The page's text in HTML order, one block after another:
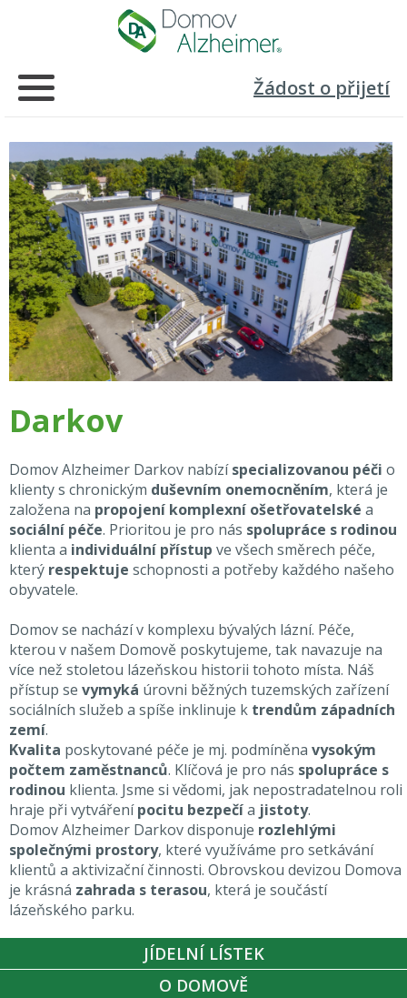
Žádost o přijetí
Darkov
Domov Alzheimer Darkov nabízíspecializovanou péči o
klienty s chronickým duševním onemocněním, která je
založena na propojení komplexní ošetřovatelské a
sociální péče. Prioritou je pro nás spolupráce s rodinou
klienta a individuální přístup ve všech směrech péče,
který respektuje schopnosti a potřeby každého našeho
obyvatele.
Domov se nachází v komplexu bývalých lázní. Péče,
kterou v našem Domově poskytujeme, tak navazuje na
více než stoletou lázeňskou historii tohoto místa. Náš
přístup se vymyká úrovni běžných tuzemských zařízení
sociálních služeb a spíše inklinuje k trendům západních
zemí.
Kvalita poskytované péče je mj. podmíněna vysokým
počtem zaměstnanců. Klíčová je pro nás spolupráce s
rodinou klienta. Jsme si vědomi, jak nepostradatelnou roli
hraje při vytvářenípocitu bezpečía jistoty.
Domov Alzheimer Darkov disponuje rozlehlými
společnými prostory, které využíváme pro setkávání
klientů a aktivizační činnosti. Obrovskou devizou Domova
je krásná zahrada s terasou, která je součástí
lázeňského parku.
JÍDELNÍ LÍSTEK
O DOMOVĚ